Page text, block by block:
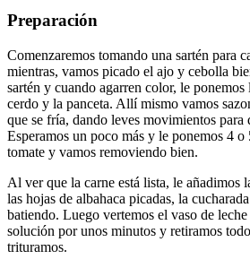
Preparación
Comenzaremos tomando una sartén para
mientras, vamos picado el ajo y cebolla
sartén y cuando agarren color, le ponemos
cerdo y la panceta. Allí mismo vamos
que se fría, dando leves movimientos para
Esperamos un poco más y le ponemos 4 o
tomate y vamos removiendo bien.
Al ver que la carne está lista, le añadimos
las hojas de albahaca picadas, la
batiendo. Luego vertemos el vaso de
solución por unos minutos y retiramos
trituramos.